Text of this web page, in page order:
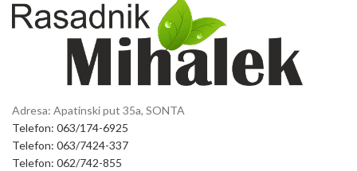
Adresa: Apatinski put 35a, SONTA
Telefon: 063/174-6925
Telefon: 063/7424-337
Telefon: 062/742-855